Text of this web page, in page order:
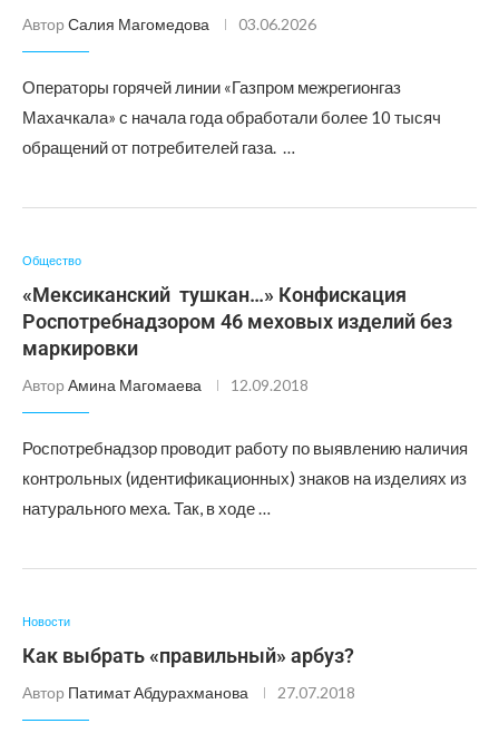
Автор Салия Магомедова 03.06.2026
Операторы горячей линии «Газпром межрегионгаз
Махачкала» с начала года обработали более 10 тысяч
обращений от потребителей газа. …
Общество
«Мексиканский тушкан…» Конфискация
Роспотребнадзором 46 меховых изделий без
маркировки
Автор Амина Магомаева 12.09.2018
Роспотребнадзор проводит работу по выявлению наличия
контрольных (идентификационных) знаков на изделиях из
натурального меха. Так, в ходе …
Новости
Как выбрать «правильный» арбуз?
Автор Патимат Абдурахманова 27.07.2018